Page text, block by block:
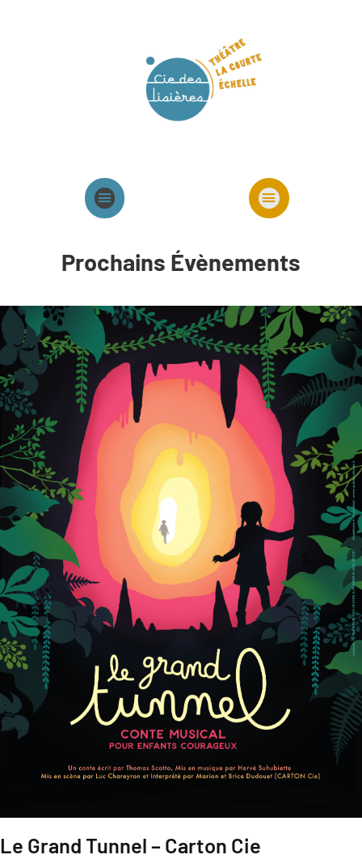
Prochains Évènements
Spectacles cie
Le Grand Tunnel – Carton Cie